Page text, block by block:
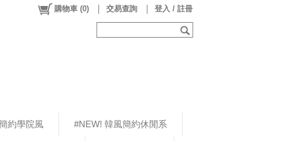
約學院風 #NEW! 韓風簡約休閒系
購物車 (0) 交易查詢 登入 / 註冊